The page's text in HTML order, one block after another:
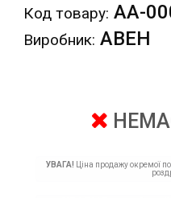
Код товару: АА-
Виробник: АВЕН
УВАГА! Ціна продажу окремої